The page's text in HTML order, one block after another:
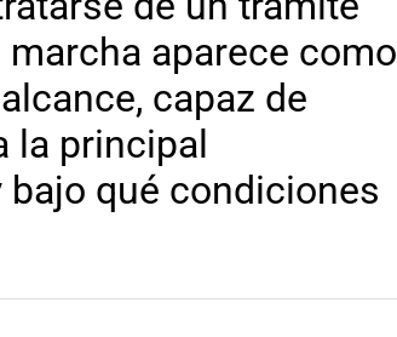
aparece como
capaz de
la principal
qué condiciones